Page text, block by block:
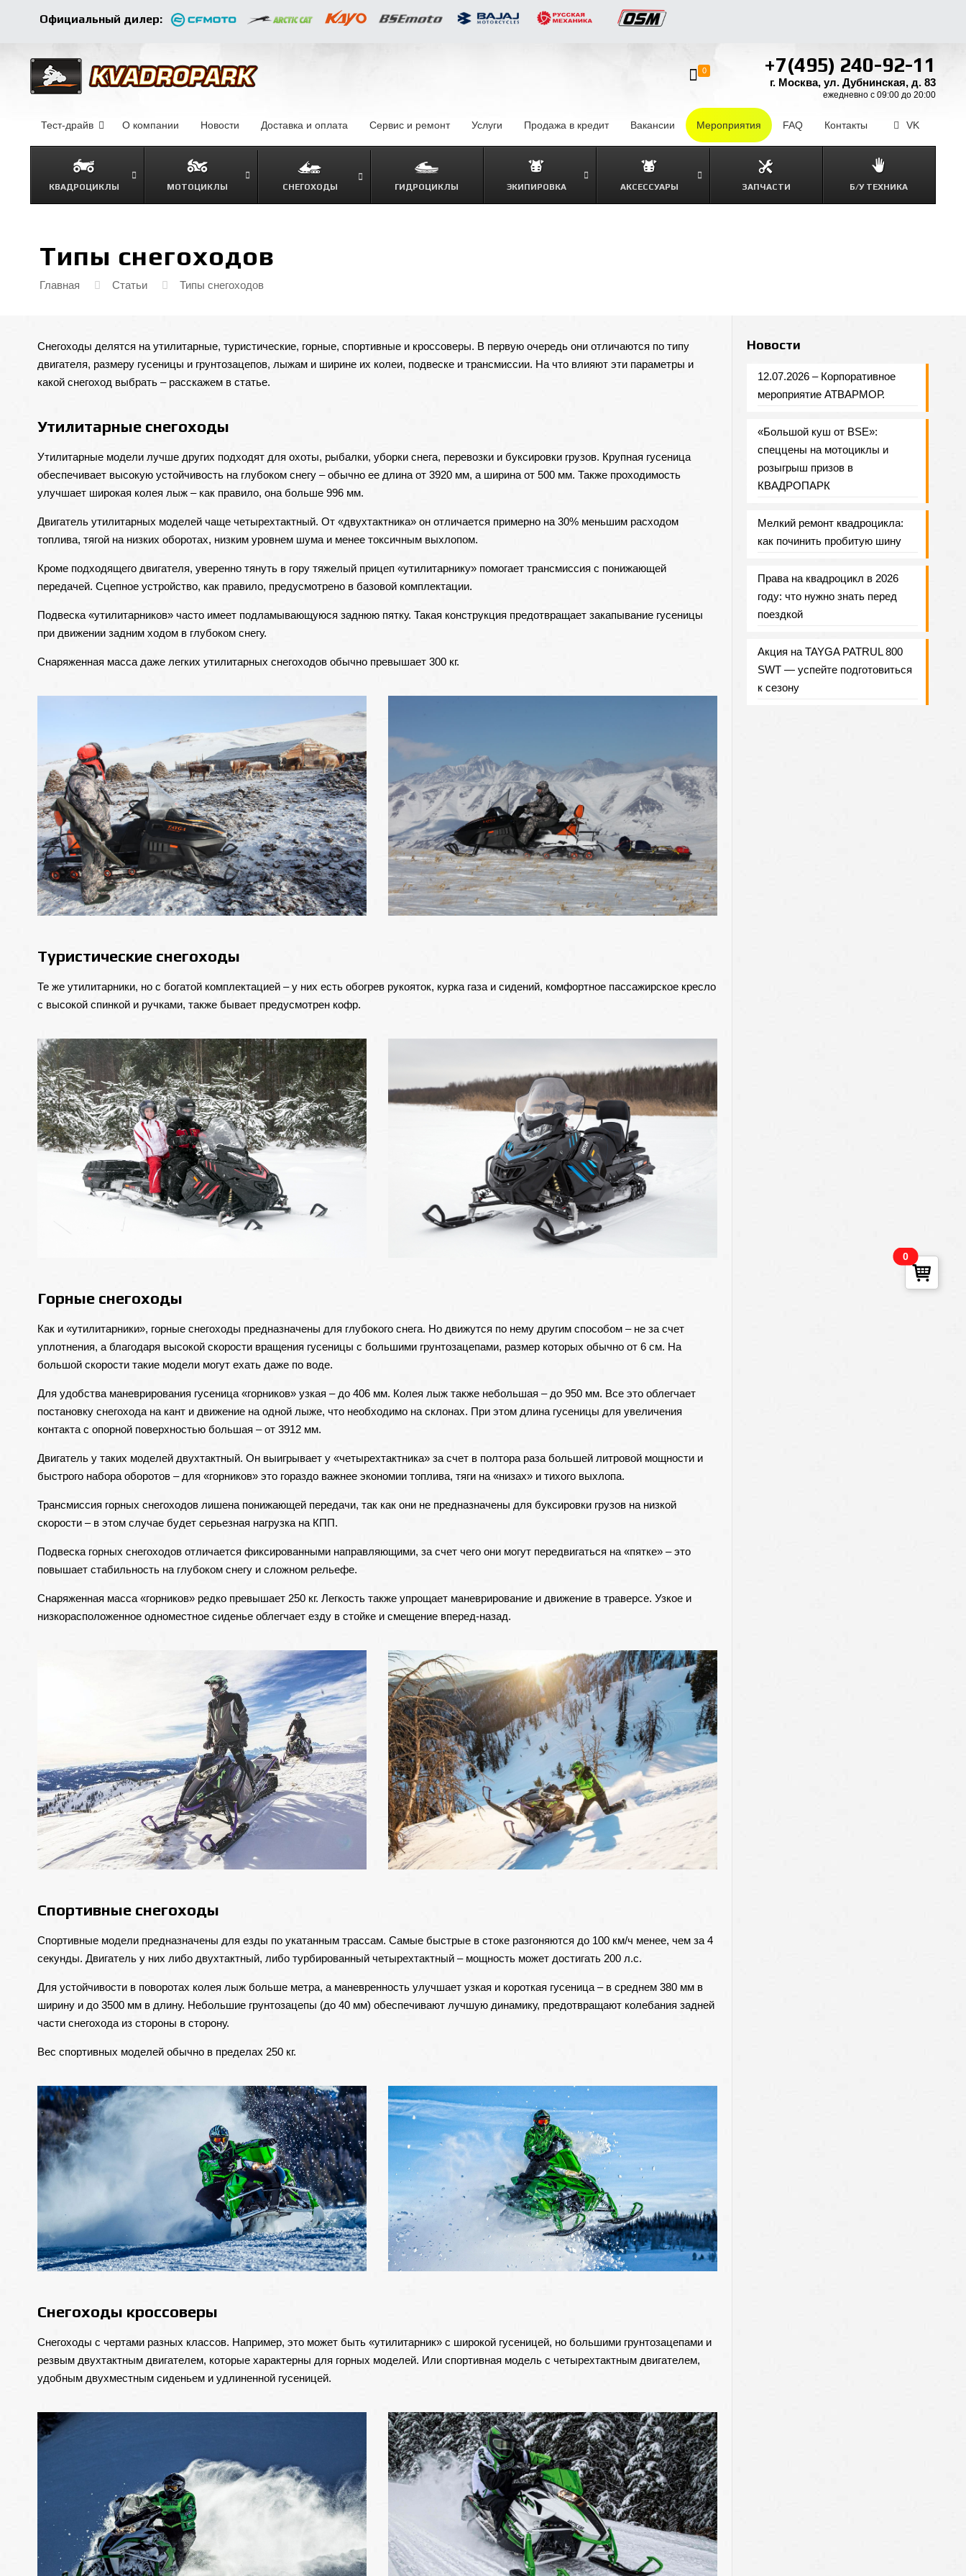
Официальный дилер:
Тест-драйв О компании Новости Доставка и оплата Сервис и ремонт Услуги Продажа в кредит– Вакансии Мероприятия FAQ Контакты VK
КВАДРОЦИКЛЫ МОТОЦИКЛЫ СНЕГОХОДЫ
ГИДРОЦИКЛЫ
ЭКИПИРОВКА АКСЕССУАРЫ ЗАПЧАСТИ Б/У ТЕХНИКА
+7(495) 240-92-11
г. Москва, ул. Дубнинская, д. 83
ежедневно с 09:00 до 20:00
0
Типы снегоходов
Главная Статьи Типы снегоходов
Снегоходы делятся на утилитарные, туристические, горные, спортивные и кроссоверы. В первую очередь они отличаются по типу
двигателя, размеру гусеницы и грунтозацепов, лыжам и ширине их колеи, подвеске и трансмиссии. На что влияют эти параметры и
какой снегоход выбрать – расскажем в статье.
Утилитарные снегоходы
Утилитарные модели лучше других подходят для охоты, рыбалки, уборки снега, перевозки и буксировки грузов. Крупная гусеница
обеспечивает высокую устойчивость на глубоком снегу – обычно ее длина от 3920 мм, а ширина от 500 мм. Также проходимость
улучшает широкая колея лыж – как правило, она больше 996 мм.
Двигательутилитарных моделей чаще четырехтактный. От «двухтактника» он отличается примерно на 30% меньшим расходом
топлива, тягой на низких оборотах, низким уровнем шума и менее токсичным выхлопом.
Кроме подходящего двигателя, уверенно тянуть в гору тяжелый прицеп «утилитарнику» помогает трансмиссия с понижающей
передачей. Сцепное устройство, как правило, предусмотрено в базовой комплектации.
Подвеска «утилитарников» часто имеет подламывающуюся заднюю пятку. Такая конструкция предотвращает закапывание гусеницы
при движении задним ходом в глубоком снегу.
Снаряженная масса даже легких утилитарных снегоходов обычно превышает 300 кг.
Туристические снегоходы
Те же утилитарники, но с богатой комплектацией – у них есть обогрев рукояток, курка газа и сидений, комфортное пассажирское кресло
с высокой спинкой и ручками, также бывает предусмотрен кофр.
Горные снегоходы
Как и «утилитарники», горные снегоходы предназначены для глубокого снега. Но движутся по нему другим способом – не за счет
уплотнения, а благодаря высокой скорости вращения гусеницы с большими грунтозацепами, размер которых обычно от 6 см. На
большой скорости такие модели могут ехать даже по воде.
Для удобства маневрирования гусеница «горников» узкая – до 406 мм. Колея лыж также небольшая – до 950 мм. Все это облегчает
постановку снегохода на кант и движение на одной лыже, что необходимо на склонах. При этом длина гусеницы для увеличения
контакта с опорной поверхностью большая – от 3912 мм.
Двигатель у таких моделей двухтактный. Он выигрывает у «четырехтактника» за счет в полтора раза большей литровой мощности и
быстрого набора оборотов – для «горников» это гораздо важнее экономии топлива, тяги на «низах» и тихого выхлопа.
Трансмиссия горных снегоходов лишена понижающей передачи, так как они не предназначены для буксировки грузов на низкой
скорости – в этом случае будет серьезная нагрузка на КПП.
Подвеска горных снегоходов отличается фиксированными направляющими, за счет чего они могут передвигаться на «пятке» – это
повышает стабильность на глубоком снегу и сложном рельефе.
Снаряженная масса «горников» редко превышает 250 кг. Легкость также упрощает маневрирование и движение в траверсе. Узкое и
низкорасположенное одноместное сиденье облегчает езду в стойке и смещение вперед-назад.
Спортивные снегоходы
Спортивные модели предназначены для езды по укатанным трассам. Самые быстрые в стоке разгоняются до 100 км/ч менее, чем за 4
секунды. Двигатель у них либо двухтактный, либо турбированный четырехтактный – мощность может достигать 200 л.с.
Для устойчивости в поворотах колея лыж больше метра, а маневренность улучшает узкая и короткая гусеница – в среднем 380 мм в
ширину и до 3500 мм в длину. Небольшие грунтозацепы (до 40 мм) обеспечивают лучшую динамику, предотвращают колебания задней
части снегохода из стороны в сторону.
Вес спортивных моделей обычно в пределах 250 кг.
Снегоходы кроссоверы
Снегоходы с чертами разных классов. Например, это может быть «утилитарник» с широкой гусеницей, но большими грунтозацепами и
резвым двухтактным двигателем, которые характерны для горных моделей. Или спортивная модель с четырехтактным двигателем,
удобным двухместным сиденьем и удлиненной гусеницей.
Новости
12.07.2026 – Корпоративное
мероприятие АТВАРМОР.
«Большой куш от BSE»:
спеццены на мотоциклы и
розыгрыш призов в
КВАДРОПАРК
Мелкий ремонт квадроцикла:
как починить пробитую шину
Права на квадроцикл в 2026
году: что нужно знать перед
поездкой
Акция на TAYGA PATRUL 800
SWT — успейте подготовиться
к сезону
0